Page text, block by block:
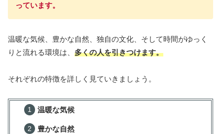
っています。
温暖な気候、豊かな自然、独自の文化、そして時間がゆっく
りと流れる環境は、 多くの人を引きつけます。
それぞれの特徴を詳しく見ていきましょう。
温暖な気候
豊かな自然